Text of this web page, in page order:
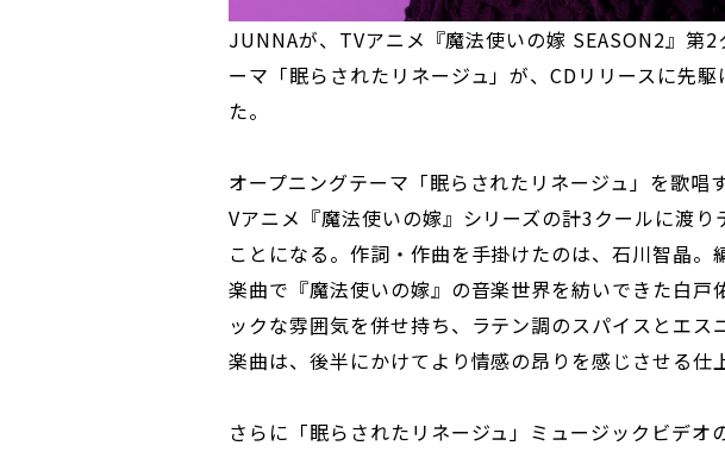
JUNNAが、TVアニメ『魔法使いの嫁 SEASON2』第2
ーマ「眠らされたリネージュ」が、CDリリースに先
た。
オープニングテーマ「眠らされたリネージュ」を歌唱
Vアニメ『魔法使いの嫁』シリーズの計3クールに渡り
ことになる。作詞・作曲を手掛けたのは、石川智晶。
楽曲で『魔法使いの嫁』の音楽世界を紡いできた白戸
ックな雰囲気を併せ持ち、ラテン調のスパイスとエス
楽曲は、後半にかけてより情感の昂りを感じさせる仕
さらに「眠らされたリネージュ」ミュージックビデオ